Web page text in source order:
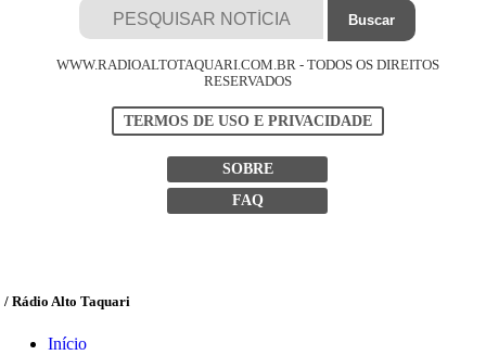
WWW.RADIOALTOTAQUARI.COM.BR - TODOS OS DIREITOS
RESERVADOS
TERMOS DE USO E PRIVACIDADE
SOBRE
FAQ
/ Rádio Alto Taquari
Início